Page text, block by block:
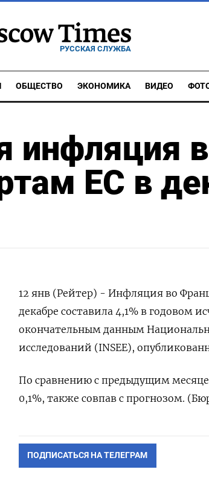
РУССКАЯ СЛУЖБА
ОБЩЕСТВО ЭКОНОМИКА ВИДЕО
инфляция
ЕС в
12 янв (Рейтер) - Инфляция во
декабре составила 4,1% в годовом
окончательным данным
исследований (INSEE),
По сравнению с предыдущим
0,1%, также совпав с прогнозом.
ПОДПИСАТЬСЯ НА ТЕЛЕГРАМ